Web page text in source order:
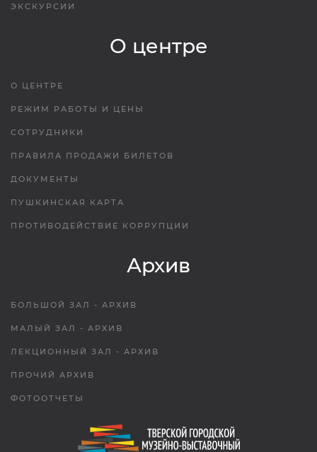
ЭКСКУРСИИ
О центре
О ЦЕНТРЕ
РЕЖИМ РАБОТЫ И ЦЕНЫ
СОТРУДНИКИ
ПРАВИЛА ПРОДАЖИ БИЛЕТОВ
ДОКУМЕНТЫ
ПУШКИНСКАЯ КАРТА
ПРОТИВОДЕЙСТВИЕ КОРРУПЦИИ
Архив
БОЛЬШОЙ ЗАЛ - АРХИВ
МАЛЫЙ ЗАЛ - АРХИВ
ЛЕКЦИОННЫЙ ЗАЛ - АРХИВ
ПРОЧИЙ АРХИВ
ФОТООТЧЕТЫ